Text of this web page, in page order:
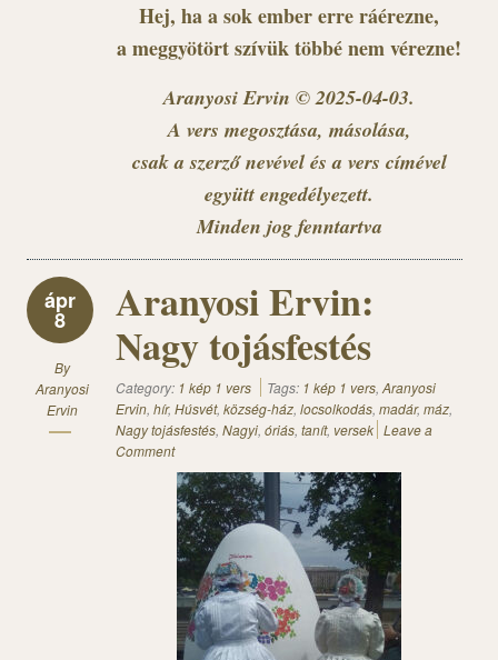
Hej, ha a sok ember erre ráérezne,
a meggyötört szívük többé nem vérezne!
Aranyosi Ervin © 2025-04-03.
A vers megosztása, másolása,
csak a szerző nevével és a vers címével
együtt engedélyezett.
Minden jog fenntartva
ápr
8
By
Aranyosi
Ervin
Aranyosi Ervin:
Nagy tojásfestés
Category: 1 kép 1 vers Tags: 1 kép 1 vers, Aranyosi
Ervin, hír, Húsvét, község-ház, locsolkodás, madár, máz,
Nagy tojásfestés, Nagyi, óriás, tanít, versek Leave a
Comment